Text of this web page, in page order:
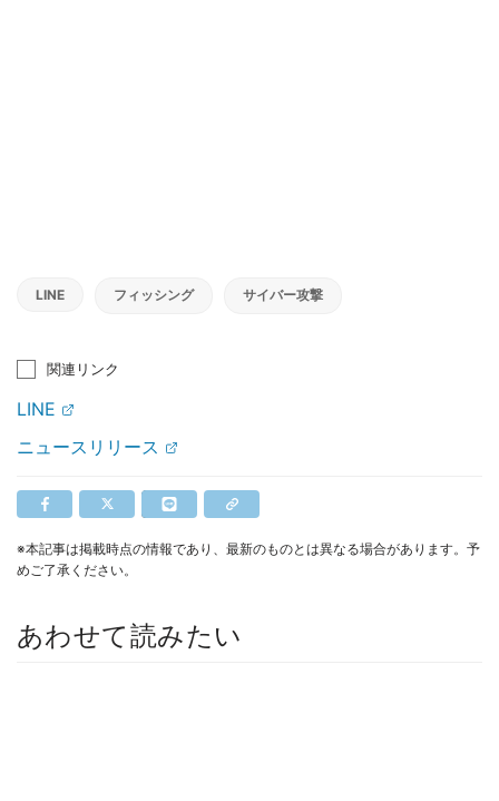
LINE フィッシング サイバー攻撃
関連リンク
LINE
ニュースリリース
※本記事は掲載時点の情報であり、最新のものとは異なる場合があります。予
めご了承ください。
あわせて読みたい